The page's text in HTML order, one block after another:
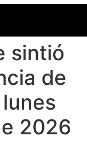
sintió
de
2026